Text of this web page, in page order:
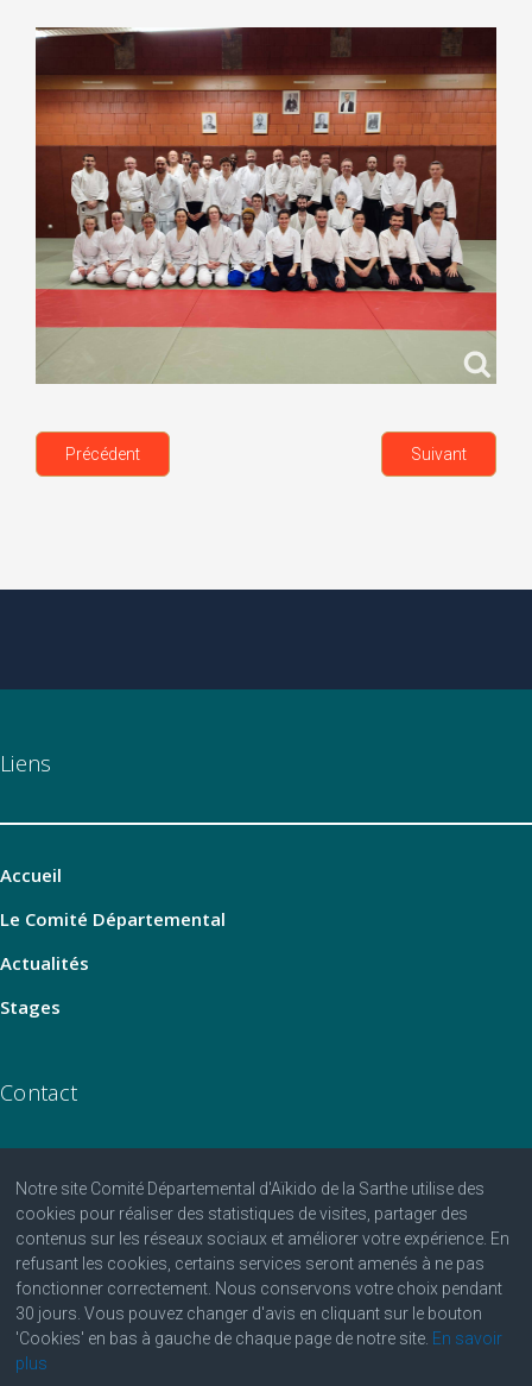
Précédent Suivant
Notre site Comité Départemental d'Aïkido de la Sarthe utilise des
cookies pour réaliser des statistiques de visites, partager des
contenus sur les réseaux sociaux et améliorer votre expérience. En
refusant les cookies, certains services seront amenés à ne pas
fonctionner correctement. Nous conservons votre choix pendant
30 jours. Vous pouvez changer d'avis en cliquant sur le bouton
'Cookies' en bas à gauche de chaque page de notre site. En savoir
plus
Liens
Accueil
Le Comité Départemental
Actualités
Stages
Contact
06 07 25 25 81
contact@aikido-sarthe.fr
Fédération Française d'Aïkido et de Budo